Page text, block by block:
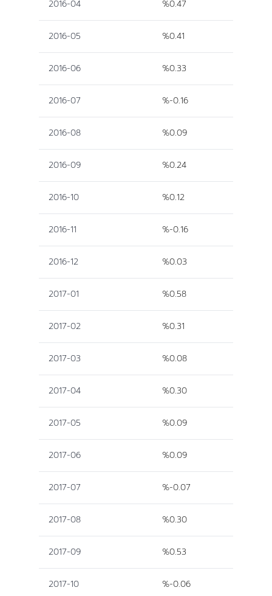
2016-04 %0.47
2016-05 %0.41
2016-06 %0.33
2016-07 %-0.16
2016-08 %0.09
2016-09 %0.24
2016-10 %0.12
2016-11 %-0.16
2016-12 %0.03
2017-01 %0.58
2017-02 %0.31
2017-03 %0.08
2017-04 %0.30
2017-05 %0.09
2017-06 %0.09
2017-07 %-0.07
2017-08 %0.30
2017-09 %0.53
2017-10 %-0.06